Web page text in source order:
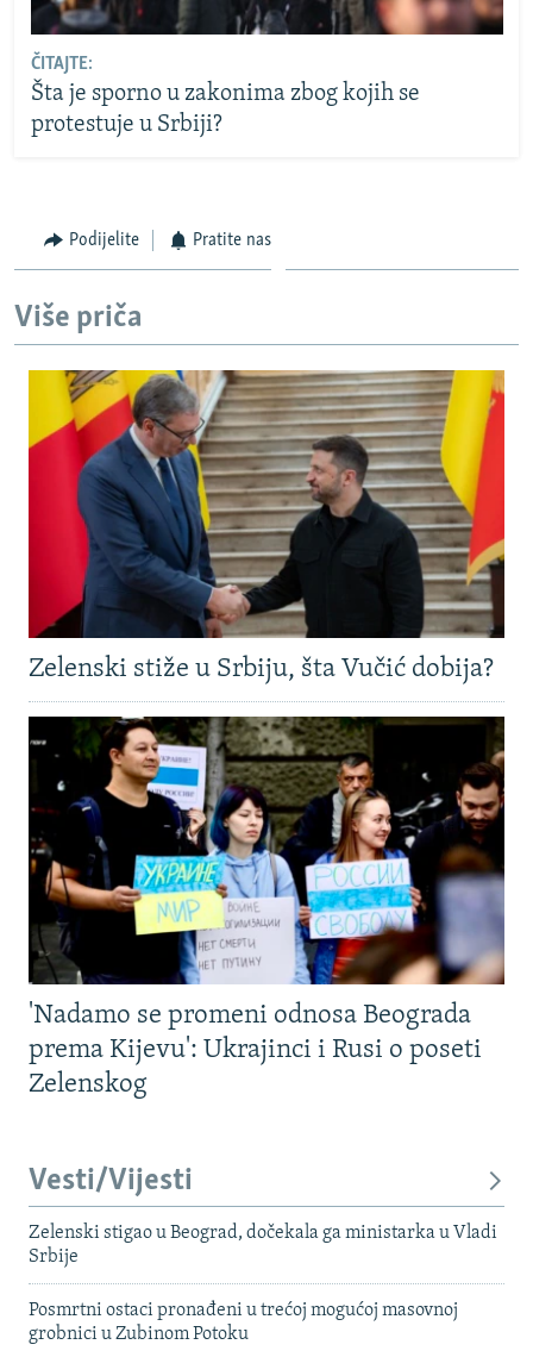
ČITAJTE:
Šta je sporno u zakonima zbog kojih se
protestuje u Srbiji?
Podijelite Pratite nas
Više priča
Zelenski stiže u Srbiju, šta Vučić dobija?
'Nadamo se promeni odnosa Beograda
prema Kijevu': Ukrajinci i Rusi o poseti
Zelenskog
Vesti/Vijesti
Zelenski stigao u Beograd, dočekala ga ministarka u Vladi
Srbije
Posmrtni ostaci pronađeni u trećoj mogućoj masovnoj
grobnici u Zubinom Potoku